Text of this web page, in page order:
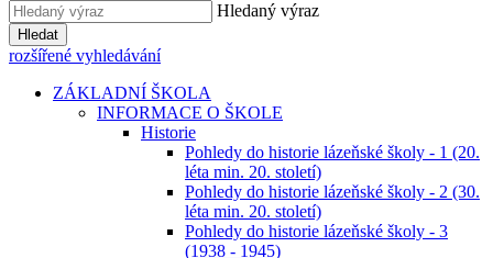
Hledaný výraz
Hledat
rozšířené vyhledávání
ZÁKLADNÍ ŠKOLA
INFORMACE O ŠKOLE
Historie
Pohledy do historie lázeňské školy - 1 (20.
léta min. 20. století)
Pohledy do historie lázeňské školy - 2 (30.
léta min. 20. století)
Pohledy do historie lázeňské školy - 3
(1938 - 1945)